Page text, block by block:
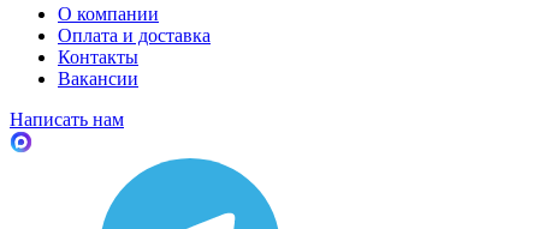
О компании
Оплата и доставка
Контакты
Вакансии
Написать нам